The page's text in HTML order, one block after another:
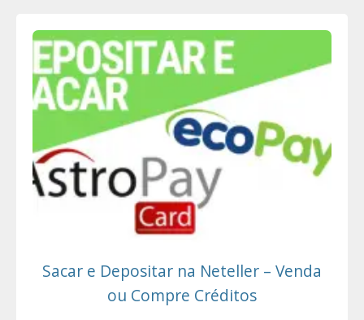
Sacar e Depositar na Neteller – Venda
ou Compre Créditos